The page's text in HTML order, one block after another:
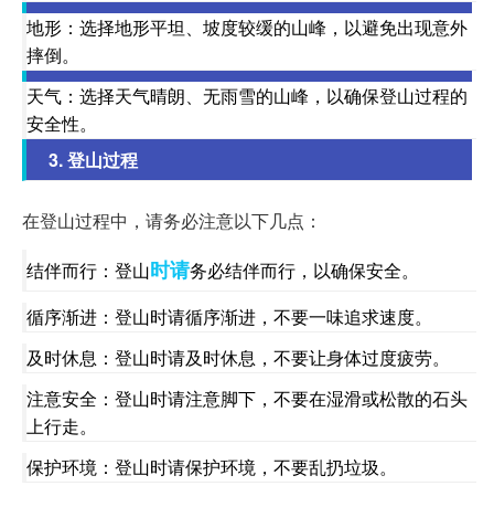
地形：选择地形平坦、坡度较缓的山峰，以避免出现意外
摔倒。
天气：选择天气晴朗、无雨雪的山峰，以确保登山过程的
安全性。
3. 登山过程
在登山过程中，请务必注意以下几点：
结伴而行：登山时请务必结伴而行，以确保安全。
循序渐进：登山时请循序渐进，不要一味追求速度。
及时休息：登山时请及时休息，不要让身体过度疲劳。
注意安全：登山时请注意脚下，不要在湿滑或松散的石头
上行走。
保护环境：登山时请保护环境，不要乱扔垃圾。